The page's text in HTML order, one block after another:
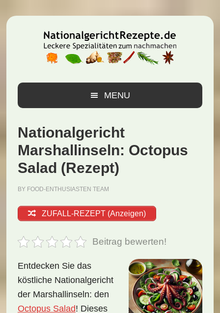
Hauptnavigation
Inhalt
Seitenspalte
MENU
Nationalgericht
Marshallinseln: Octopus
Salad (Rezept)
BY FOOD-ENTHUSIASTEN TEAM
ZUFALL-REZEPT (Anzeigen)
Beitrag bewerten!
Entdecken Sie das
köstliche Nationalgericht
der Marshallinseln: den
Octopus Salad! Dieses